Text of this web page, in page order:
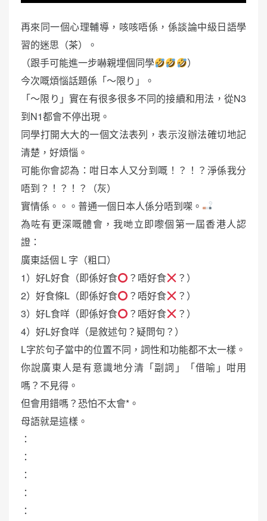
再來同一個心理輔導，咳咳唔係，係談論中級日語學
習的迷思（茶）。
（跟手可能進一步嚇親埋個同學
）
今次嘅煩惱話題係「〜限り」。
「〜限り」實在有很多很多不同的接續和用法，從N3
到N1都會不停出現。
同學打開大大的一個文法表列，表示沒辦法確切地記
清楚，好煩惱。
可能你會認為：咁日本人又分到嘅！？！？淨係我分
唔到？！？！？（灰）
實情係。。。普通一個日本人係分唔到㗎。
為咗有更深嘅體會，我哋立即嚟個第一屆香港人認
證：
廣東話個Ｌ字（粗口）
1）好L好食（即係好食
？唔好食
？）
2）好食條L（即係好食
？唔好食
？）
3）好L食咩（即係好食
？唔好食
？）
4）好L好食咩（是敘述句？疑問句？）
L字於句子當中的位置不同，詞性和功能都不太一樣。
你說廣東人是有意識地分清「副詞」「借喻」咁用
嗎？不見得。
但會用錯嗎？恐怕不太會*。
母語就是這樣。
：
：
：
：
：